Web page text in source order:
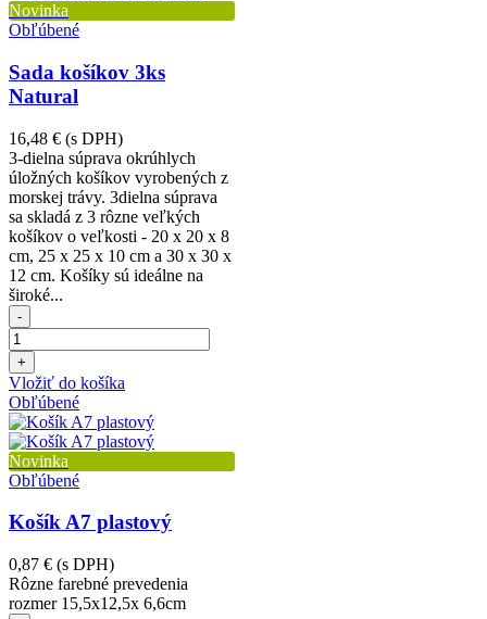
Novinka
Obľúbené
Sada košíkov 3ks
Natural
16,48 € (s DPH)
3-dielna súprava okrúhlych
úložných košíkov vyrobených z
morskej trávy. 3dielna súprava
sa skladá z 3 rôzne veľkých
košíkov o veľkosti - 20 x 20 x 8
cm, 25 x 25 x 10 cm a 30 x 30 x
12 cm. Košíky sú ideálne na
široké...
-
+
Vložiť do košíka
Obľúbené
Novinka
Obľúbené
Košík A7 plastový
0,87 € (s DPH)
Rôzne farebné prevedenia
rozmer 15,5x12,5x 6,6cm